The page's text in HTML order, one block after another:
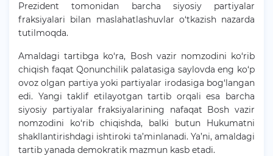
Prezident tomonidan barcha siyosiy partiyalar
fraksiyalari bilan maslahatlashuvlar o‘tkazish nazarda
tutilmoqda.
Amaldagi tartibga ko‘ra, Bosh vazir nomzodini ko‘rib
chiqish faqat Qonunchilik palatasiga saylovda eng ko‘p
ovoz olgan partiya yoki partiyalar irodasiga bog‘langan
edi. Yangi taklif etilayotgan tartib orqali esa barcha
siyosiy partiyalar fraksiyalarining nafaqat Bosh vazir
nomzodini ko‘rib chiqishda, balki butun Hukumatni
shakllantirishdagi ishtiroki ta’minlanadi. Ya’ni, amaldagi
tartib yanada demokratik mazmun kasb etadi.